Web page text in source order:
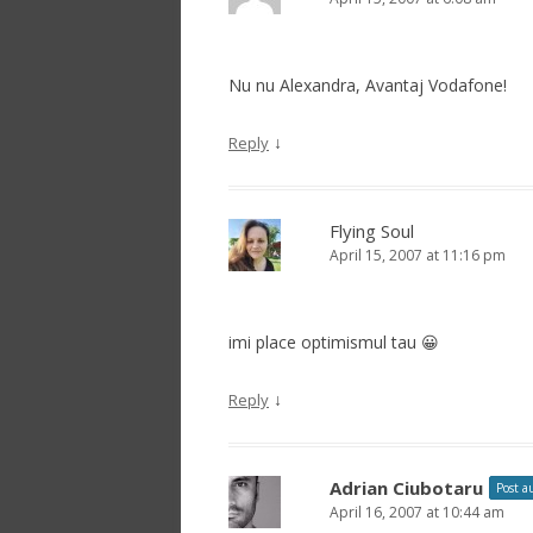
Nu nu Alexandra, Avantaj Vodafone!
Reply ↓
Flying Soul
April 15, 2007 at 11:16 pm
imi place optimismul tau 😀
Reply ↓
Adrian Ciubotaru Post
April 16, 2007 at 10:44 am